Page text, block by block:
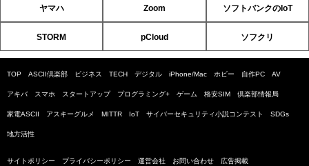
ヤマハ Zoom ソフトバンクのIoT
STORM pCloud ソフクリ
TOP ASCII倶楽部 ビジネス TECH デジタル iPhone/Mac ホビー 自作PC AV
アキバ スマホ スタートアップ プログラミング+ ゲーム 格安SIM 倶楽部情報局
家電ASCII アスキーグルメ MITTR IoT サイバーセキュリティ小説コンテスト SDGs
地方活性
サイトポリシー プライバシーポリシー 運営会社 お問い合わせ 広告掲載